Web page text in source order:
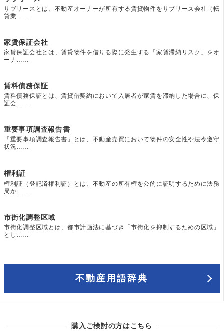
サブリースとは、不動産オーナーが所有する賃貸物件をサブリース会社（転
貸業……
家賃保証会社
家賃保証会社とは、賃貸物件を借りる際に発生する「家賃滞納リスク」をオ
ーナ……
賃料債務保証
賃料債務保証とは、賃貸借契約において入居者が家賃を滞納した場合に、保
証会……
重要事項調査報告書
「重要事項調査報告書」とは、不動産売買において物件の安全性や法令遵守
状況……
権利証
権利証（登記済権利証）とは、不動産の所有権を公的に証明するために法務
局か……
市街化調整区域
市街化調整区域とは、都市計画法に基づき「市街化を抑制するための区域」
とし……
不動産用語辞典
購入ご検討の方はこちら